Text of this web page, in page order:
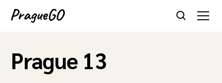
Prague 13